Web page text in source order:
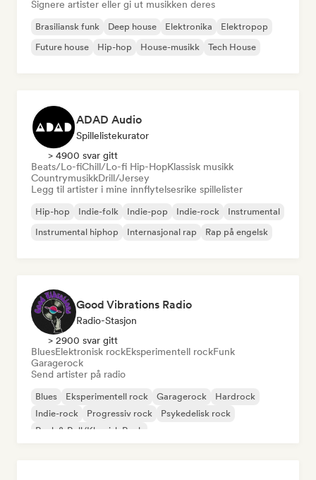
Signere artister eller gi ut musikken deres
Brasiliansk funk Deep house Elektronika
Elektropop
Future house
Hip-hop House-musikk Tech House
ADAD Audio
Spillelistekurator
> 4900 svar gitt
Beats/Lo-fiChill/Lo-fi Hip-HopKlassisk musikk
CountrymusikkDrill/Jersey
Legg til artister i mine innflytelsesrike spillelister
Hip-hop Indie-folk Indie-pop Indie-rock
Instrumental
Instrumental hiphop
Internasjonal rap Rap på engelsk
Good Vibrations Radio
Radio-Stasjon
> 2900 svar gitt
BluesElektronisk rockEksperimentell rockFunk
Garagerock
Send artister på radio
Blues Eksperimentell rock Garagerock
Hardrock
Indie-rock
Progressiv rock
Psykedelisk rock
Rock & Roll/Klassisk Rock